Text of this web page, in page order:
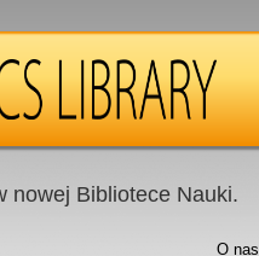
nowej Bibliotece Nauki.
O nas